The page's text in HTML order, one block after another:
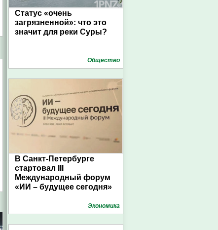
Статус «очень
загрязненной»: что это
значит для реки Суры?
Общество
В Санкт-Петербурге
стартовал III
Международный форум
«ИИ – будущее сегодня»
Экономика